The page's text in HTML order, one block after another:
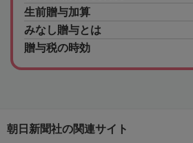
生前贈与加算
みなし贈与とは
贈与税の時効
朝日新聞社の関連サイト